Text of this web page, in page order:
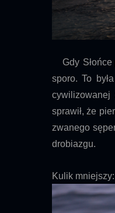
Gdy Słońce
sporo. To
cywilizowanej
sprawił, że
zwanego
drobiazgu.
Kulik mniejszy: